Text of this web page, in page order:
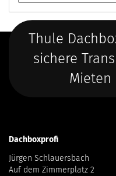
Thule
sichere
Mieten
Dachboxprofi
Jürgen Schlauersbach
Auf dem Zimmerplatz 2